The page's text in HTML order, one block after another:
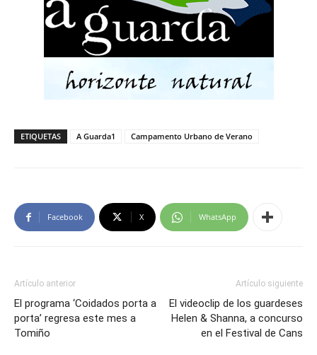
ETIQUETAS A Guarda1 Campamento Urbano de Verano
Facebook X WhatsApp
Artículo anterior
El programa ‘Coidados porta a
porta’ regresa este mes a
Tomiño
Artículo siguiente
El videoclip de los guardeses
Helen & Shanna, a concurso
en el Festival de Cans